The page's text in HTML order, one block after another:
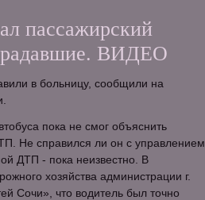
пассажирский
ВИДЕО
в больницу, сообщили на
пока не смог объяснить
Не справился ли он с управлением
ДТП - пока неизвестно. В
хозяйства администрации г.
Сочи», что водитель был точно